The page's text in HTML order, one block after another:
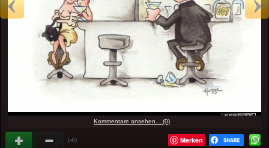
Kommentare ansehen... (0)
(-6) Merken